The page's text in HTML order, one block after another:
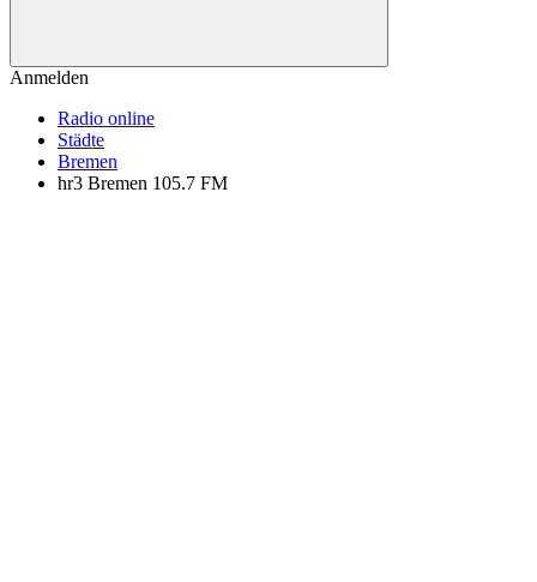
Anmelden
Radio online
Städte
Bremen
hr3 Bremen 105.7 FM